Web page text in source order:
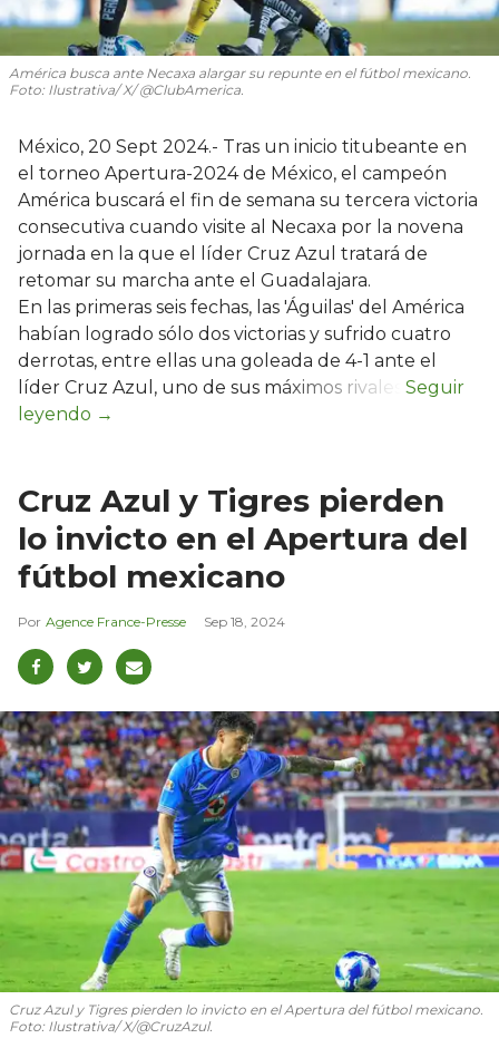
América busca ante Necaxa alargar su repunte en el fútbol mexicano.
Foto: Ilustrativa/ X/ @ClubAmerica.
México, 20 Sept 2024.- Tras un inicio titubeante en
el torneo Apertura-2024 de México, el campeón
América buscará el fin de semana su tercera victoria
consecutiva cuando visite al Necaxa por la novena
jornada en la que el líder Cruz Azul tratará de
retomar su marcha ante el Guadalajara.
En las primeras seis fechas, las 'Águilas' del América
habían logrado sólo dos victorias y sufrido cuatro
derrotas, entre ellas una goleada de 4-1 ante el
líder Cruz Azul, uno de sus máximos rivales.
Cruz Azul y Tigres pierden
lo invicto en el Apertura del
fútbol mexicano
Agence France-Presse Sep 18, 2024
Cruz Azul y Tigres pierden lo invicto en el Apertura del fútbol mexicano.
Foto: Ilustrativa/ X/@CruzAzul.